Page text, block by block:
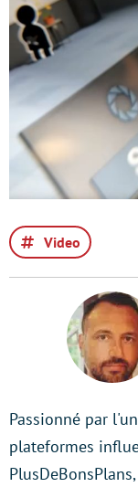
Video
Passionné par
plateformes